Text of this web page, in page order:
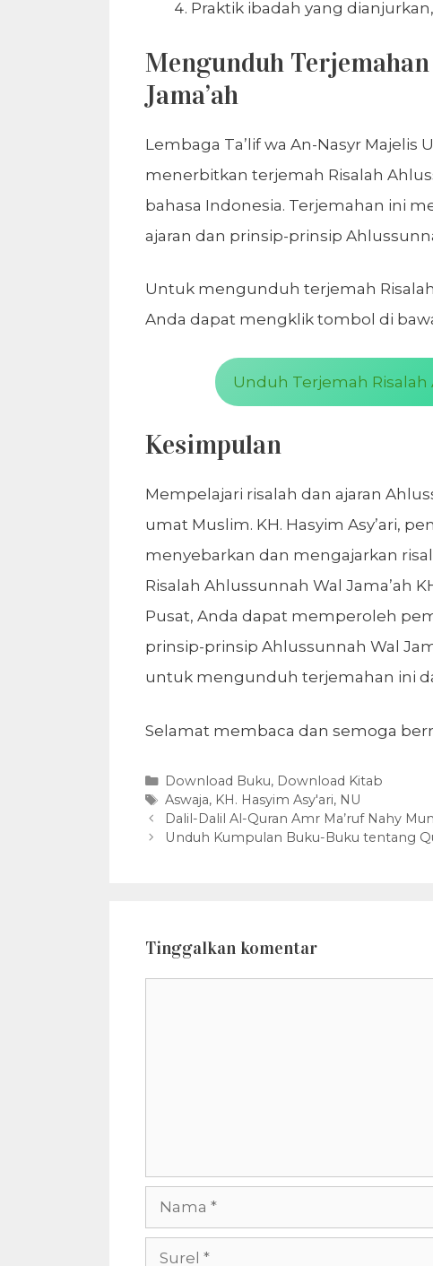
Praktik ibadah yang
Mengunduh
Jama’ah
Lembaga Ta’lif wa An-Nasyr Majelis
menerbitkan terjemah Risalah
bahasa Indonesia. Terjemahan ini
ajaran dan prinsip-prinsip
Untuk mengunduh terjemah Risalah
Anda dapat mengklik tombol di
Unduh Terjemah Risalah
Kesimpulan
Mempelajari risalah dan ajaran
umat Muslim. KH. Hasyim Asy’ari,
menyebarkan dan mengajarkan
Risalah Ahlussunnah Wal Jama’ah
Pusat, Anda dapat memperoleh
prinsip-prinsip Ahlussunnah Wal
untuk mengunduh terjemahan ini
Selamat membaca dan semoga
Kategori
Download Buku, Download Kitab
Tag
Aswaja, KH. Hasyim Asy'ari, NU
Dalil-Dalil Al-Quran Amr Ma’ruf Nahy
Unduh Kumpulan Buku-Buku tentang
Tinggalkan komentar
Nama
Surel